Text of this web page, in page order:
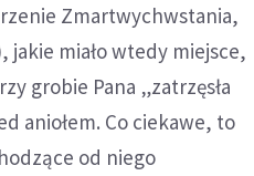
Zmartwychwstania,
jakie miało wtedy miejsce,
grobie Pana „zatrzęsła
aniołem. Co ciekawe, to
od niego